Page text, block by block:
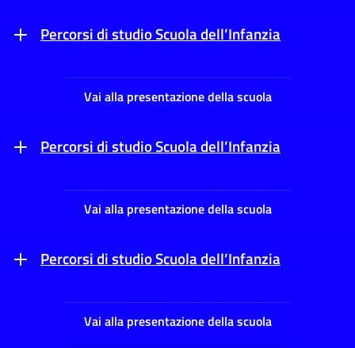
Percorsi di studio Scuola dell’Infanzia
Vai alla presentazione della scuola
Percorsi di studio Scuola dell’Infanzia
Vai alla presentazione della scuola
Percorsi di studio Scuola dell’Infanzia
Vai alla presentazione della scuola